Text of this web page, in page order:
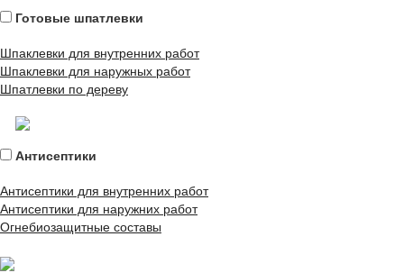
Готовые шпатлевки
Шпаклевки для внутренних работ
Шпаклевки для наружных работ
Шпатлевки по дереву
Антисептики
Антисептики для внутренних работ
Антисептики для наружних работ
Огнебиозащитные составы